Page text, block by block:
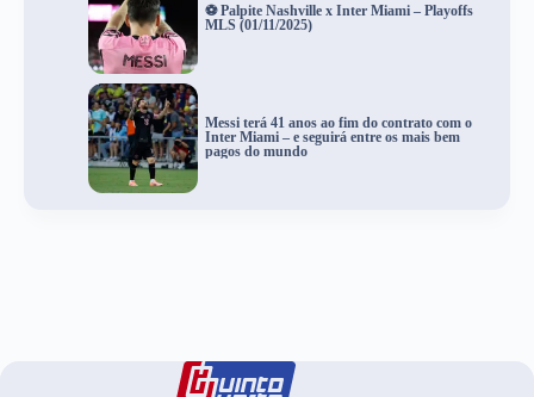
⚽ Palpite Nashville x Inter Miami – Playoffs
MLS (01/11/2025)
Messi terá 41 anos ao fim do contrato com o
Inter Miami – e seguirá entre os mais bem
pagos do mundo